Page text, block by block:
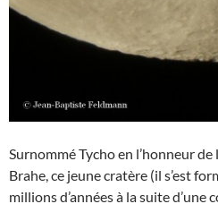
Surnommé Tycho en l’honneur
Brahe, ce jeune cratère (il s’est
millions d’années à la suite d’une